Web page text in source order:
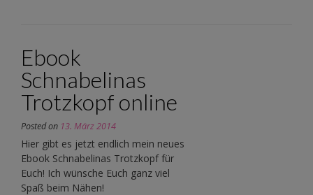
Ebook
Schnabelinas
Trotzkopf online
Posted on 13. März 2014
Hier gibt es jetzt endlich mein neues
Ebook Schnabelinas Trotzkopf für
Euch! Ich wünsche Euch ganz viel
Spaß beim Nähen!